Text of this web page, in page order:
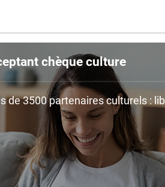
chèque culture
de 3500 partenaires culturels :